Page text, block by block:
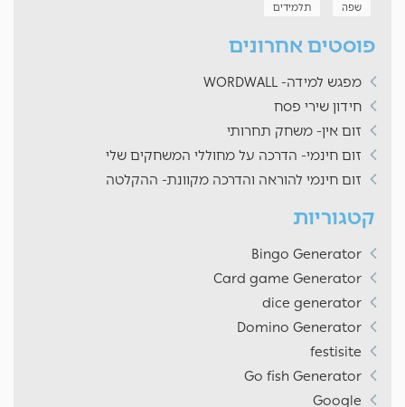
שפה
תלמידים
פוסטים אחרונים
מפגש למידה- WORDWALL
חידון שירי פסח
זום אין- משחק תחרותי
זום חינמי- הדרכה על מחוללי המשחקים שלי
זום חינמי להוראה והדרכה מקוונת- ההקלטה
קטגוריות
Bingo Generator
Card game Generator
dice generator
Domino Generator
festisite
Go fish Generator
Google